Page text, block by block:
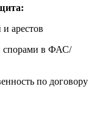
арестов
спорами в ФАС/
по договору